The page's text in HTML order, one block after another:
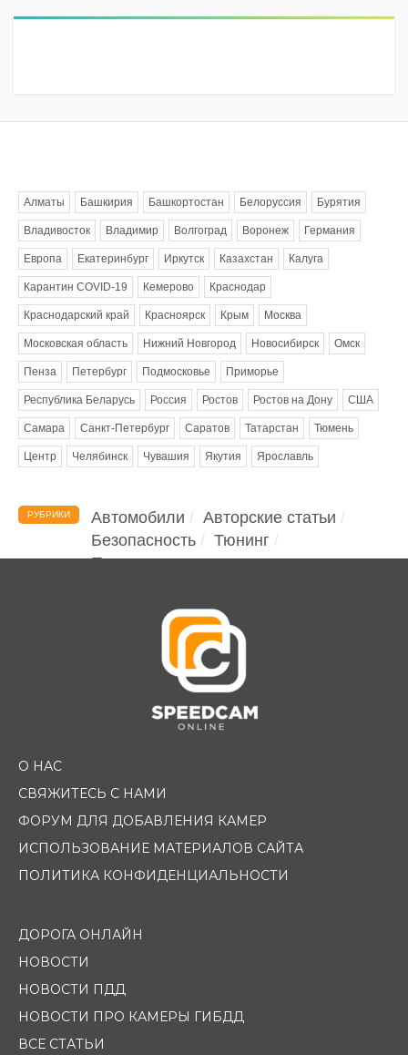
Алматы Башкирия Башкортостан Белоруссия Бурятия
Владивосток Владимир Волгоград Воронеж Германия
Европа Екатеринбург Иркутск Казахстан Калуга
Карантин COVID-19 Кемерово Краснодар
Краснодарский край Красноярск Крым Москва
Московская область Нижний Новгород Новосибирск Омск
Пенза Петербург Подмосковье Приморье
Республика Беларусь Россия Ростов Ростов на Дону США
Самара Санкт-Петербург Саратов Татарстан Тюмень
Центр Челябинск Чувашия Якутия Ярославль
РУБРИКИ Автомобили
Авторские статьи
Безопасность
Тюнинг
Помощь водителю
О НАС
СВЯЖИТЕСЬ С НАМИ
ФОРУМ ДЛЯ ДОБАВЛЕНИЯ КАМЕР
ИСПОЛЬЗОВАНИЕ МАТЕРИАЛОВ САЙТА
ПОЛИТИКА КОНФИДЕНЦИАЛЬНОСТИ
ДОРОГА ОНЛАЙН
НОВОСТИ
НОВОСТИ ПДД
НОВОСТИ ПРО КАМЕРЫ ГИБДД
ВСЕ СТАТЬИ